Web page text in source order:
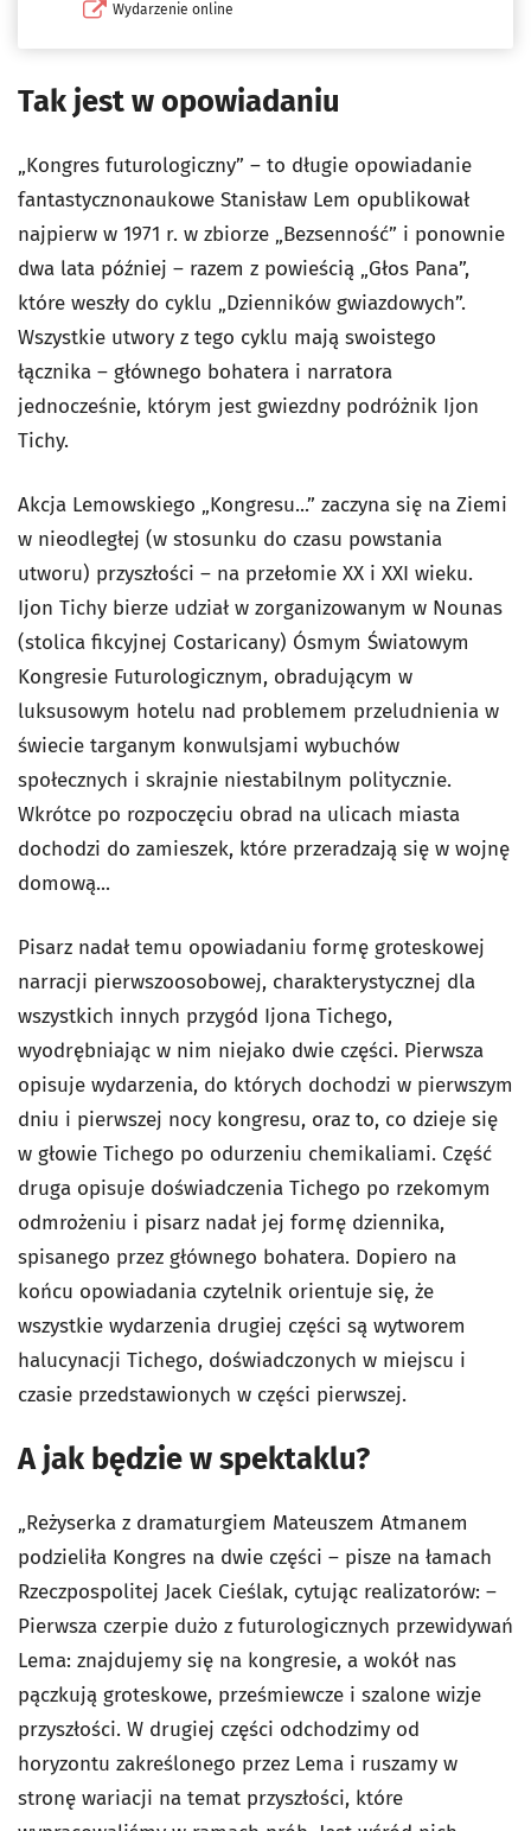
Wydarzenie online
Tak jest w opowiadaniu
„Kongres futurologiczny” – to długie opowiadanie
fantastycznonaukowe Stanisław Lem opublikował
najpierw w 1971 r. w zbiorze „Bezsenność” i ponownie
dwa lata później – razem z powieścią „Głos Pana”,
które weszły do cyklu „Dzienników gwiazdowych”.
Wszystkie utwory z tego cyklu mają swoistego
łącznika – głównego bohatera i narratora
jednocześnie, którym jest gwiezdny podróżnik Ijon
Tichy.
Akcja Lemowskiego „Kongresu...” zaczyna się na Ziemi
w nieodległej (w stosunku do czasu powstania
utworu) przyszłości – na przełomie XX i XXI wieku.
Ijon Tichy bierze udział w zorganizowanym w Nounas
(stolica fikcyjnej Costaricany) Ósmym Światowym
Kongresie Futurologicznym, obradującym w
luksusowym hotelu nad problemem przeludnienia w
świecie targanym konwulsjami wybuchów
społecznych i skrajnie niestabilnym politycznie.
Wkrótce po rozpoczęciu obrad na ulicach miasta
dochodzi do zamieszek, które przeradzają się w wojnę
domową...
Pisarz nadał temu opowiadaniu formę groteskowej
narracji pierwszoosobowej, charakterystycznej dla
wszystkich innych przygód Ijona Tichego,
wyodrębniając w nim niejako dwie części. Pierwsza
opisuje wydarzenia, do których dochodzi w pierwszym
dniu i pierwszej nocy kongresu, oraz to, co dzieje się
w głowie Tichego po odurzeniu chemikaliami. Część
druga opisuje doświadczenia Tichego po rzekomym
odmrożeniu i pisarz nadał jej formę dziennika,
spisanego przez głównego bohatera. Dopiero na
końcu opowiadania czytelnik orientuje się, że
wszystkie wydarzenia drugiej części są wytworem
halucynacji Tichego, doświadczonych w miejscu i
czasie przedstawionych w części pierwszej.
A jak będzie w spektaklu?
„Reżyserka z dramaturgiem Mateuszem Atmanem
podzieliła Kongres na dwie części – pisze na łamach
Rzeczpospolitej Jacek Cieślak, cytując realizatorów: –
Pierwsza czerpie dużo z futurologicznych przewidywań
Lema: znajdujemy się na kongresie, a wokół nas
pączkują groteskowe, prześmiewcze i szalone wizje
przyszłości. W drugiej części odchodzimy od
horyzontu zakreślonego przez Lema i ruszamy w
stronę wariacji na temat przyszłości, które